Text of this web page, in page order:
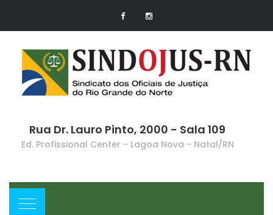
Rua Dr. Lauro Pinto, 2000 - Sala 109
Ed. Profissional Center - Lagoa Nova - Natal/RN